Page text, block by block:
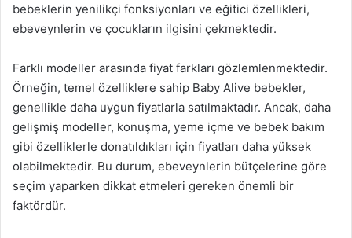
bebeklerin yenilikçi fonksiyonları ve eğitici özellikleri,
ebeveynlerin ve çocukların ilgisini çekmektedir.
Farklı modeller arasında fiyat farkları gözlemlenmektedir.
Örneğin, temel özelliklere sahip Baby Alive bebekler,
genellikle daha uygun fiyatlarla satılmaktadır. Ancak, daha
gelişmiş modeller, konuşma, yeme içme ve bebek bakım
gibi özelliklerle donatıldıkları için fiyatları daha yüksek
olabilmektedir. Bu durum, ebeveynlerin bütçelerine göre
seçim yaparken dikkat etmeleri gereken önemli bir
faktördür.